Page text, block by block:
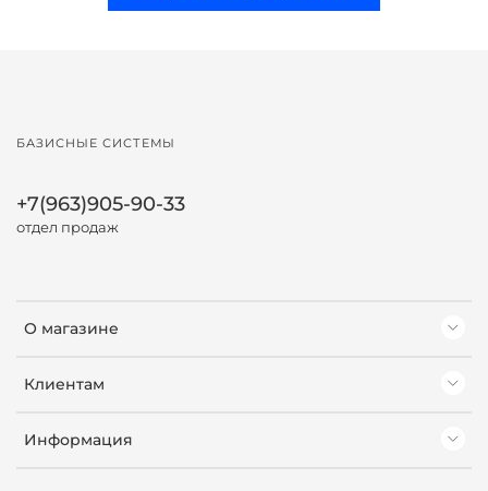
О магазине
Клиентам
Информация
БАЗИСНЫЕ СИСТЕМЫ
+7(963)905-90-33
отдел продаж